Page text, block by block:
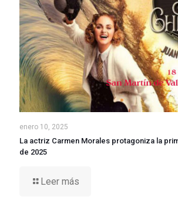
enero 10, 2025
La actriz Carmen Morales protagoniza la
de 2025
Leer más